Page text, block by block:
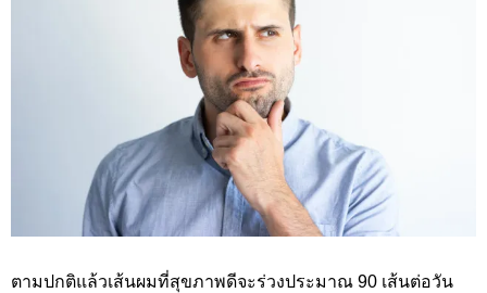
ตามปกติแล้วเส้นผมที่สุขภาพดีจะร่วงประมาณ 90 เส้นต่อวัน